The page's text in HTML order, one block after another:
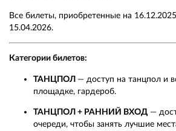
Все билеты, приобретенные на
15.04.2026.
Категории билетов:
ТАНЦПОЛ — доступ на танцпол и
площадке, гардероб.
ТАНЦПОЛ + РАННИЙ ВХОД —
очереди, чтобы занять лучшие